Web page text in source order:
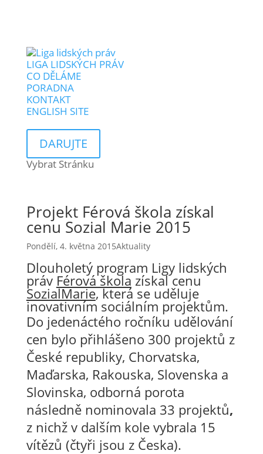
LIGA LIDSKÝCH PRÁV
CO DĚLÁME
PORADNA
KONTAKT
ENGLISH SITE
DARUJTE
Vybrat Stránku
Projekt Férová škola získal
cenu Sozial Marie 2015
Pondělí, 4. května 2015Aktuality
Dlouholetý program Ligy lidských
práv Férová škola získal cenu
SozialMarie, která se uděluje
inovativním sociálním projektům.
Do jedenáctého ročníku udělování
cen bylo přihlášeno 300 projektů z
České republiky, Chorvatska,
Maďarska, Rakouska, Slovenska a
Slovinska, odborná porota
následně nominovala 33 projektů,
z nichž v dalším kole vybrala 15
vítězů (čtyři jsou z Česka).